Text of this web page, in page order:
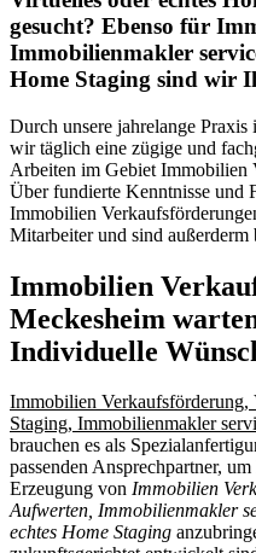
gesucht? Ebenso für
Immobilienmakler
Home Staging sind wir
Durch unsere jahrelange
wir täglich eine zügige und
Arbeiten im Gebiet Immobilien
Über fundierte Kenntnisse und
Immobilien
Mitarbeiter und sind
Immobilien
Meckesheim
Individuelle
Immobilien Verkaufsförderung,
Staging, Immobilienmakler
brauchen es als
passenden Ansprechpartner,
Erzeugung von Immobilien
Aufwerten, Immobilienmakler
echtes Home Staging